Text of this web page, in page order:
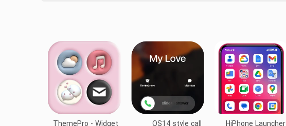
HiPhone Launcher
OS14 style call
ThemePro - Widget